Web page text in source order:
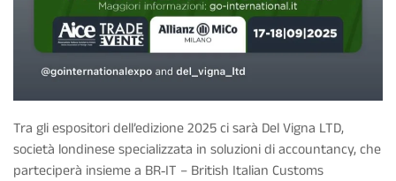
Tra gli espositori dell’edizione 2025 ci sarà Del Vigna LTD,
società londinese specializzata in soluzioni di accountancy, che
parteciperà insieme a BR‑IT – British Italian Customs